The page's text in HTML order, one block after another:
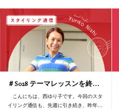
＃S028 テーマレッスンを終…
こんにちは、西ゆり子です。今回のスタ
イリング通信も、先週に引き続き、昨年…